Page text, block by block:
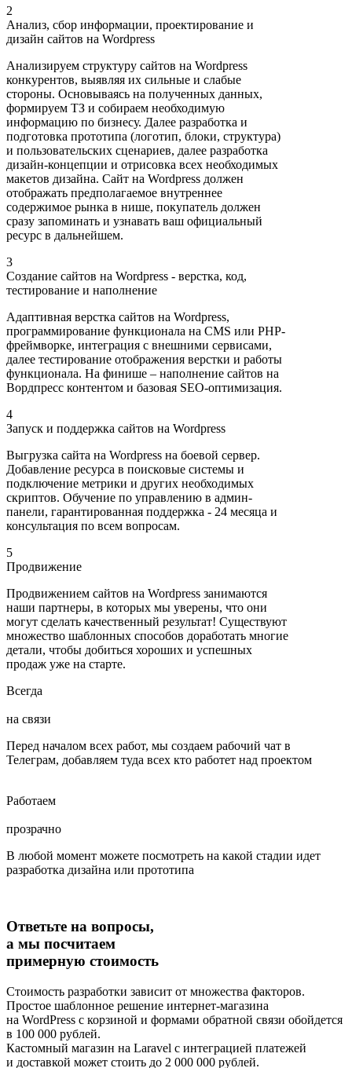
2
Анализ, сбор информации, проектирование и
дизайн сайтов на Wordpress
Анализируем структуру сайтов на Wordpress
конкурентов, выявляя их сильные и слабые
стороны. Основываясь на полученных данных,
формируем ТЗ и собираем необходимую
информацию по бизнесу. Далее разработка и
подготовка прототипа (логотип, блоки, структура)
и пользовательских сценариев, далее разработка
дизайн-концепции и отрисовка всех необходимых
макетов дизайна. Сайт на Wordpress должен
отображать предполагаемое внутреннее
содержимое рынка в нише, покупатель должен
сразу запоминать и узнавать ваш официальный
ресурс в дальнейшем.
3
Создание сайтов на Wordpress - верстка, код,
тестирование и наполнение
Адаптивная верстка сайтов на Wordpress,
программирование функционала на CMS или PHP-
фреймворке, интеграция с внешними сервисами,
далее тестирование отображения верстки и работы
функционала. На финише – наполнение сайтов на
Вордпресс контентом и базовая SEO-оптимизация.
4
Запуск и поддержка сайтов на Wordpress
Выгрузка сайта на Wordpress на боевой сервер.
Добавление ресурса в поисковые системы и
подключение метрики и других необходимых
скриптов. Обучение по управлению в админ-
панели, гарантированная поддержка - 24 месяца и
консультация по всем вопросам.
5
Продвижение
Продвижением сайтов на Wordpress занимаются
наши партнеры, в которых мы уверены, что они
могут сделать качественный результат! Существуют
множество шаблонных способов доработать многие
детали, чтобы добиться хороших и успешных
продаж уже на старте.
Всегда
на связи
Перед началом всех работ, мы создаем рабочий чат в
Телеграм, добавляем туда всех кто работет над проектом
Работаем
прозрачно
В любой момент можете посмотреть на какой стадии идет
разработка дизайна или прототипа
Ответьте на вопросы,
а мы посчитаем
примерную стоимость
Стоимость разработки зависит от множества факторов.
Простое шаблонное решение интернет-магазина
на WordPress с корзиной и формами обратной связи обойдется
в 100 000 рублей.
Кастомный магазин на Laravel с интеграцией платежей
и доставкой может стоить до 2 000 000 рублей.